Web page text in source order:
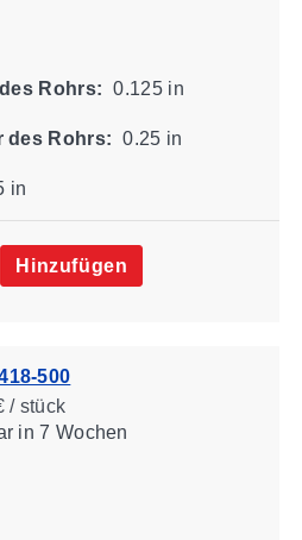
Rohrs: 0.125 in
des Rohrs: 0.25 in
in
Hinzufügen
500
/ stück
in 7 Wochen